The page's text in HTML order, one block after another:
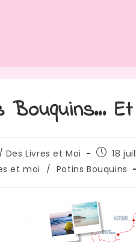
Bouquins…
Des Livres et Moi
publiée :
18
et moi / Potins Bouquins